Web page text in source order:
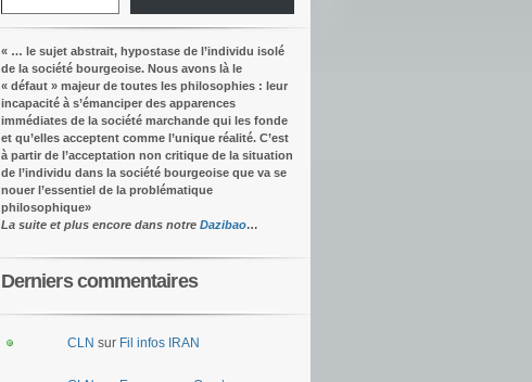
« … le sujet abstrait, hypostase de l’individu isolé
de la société bourgeoise. Nous avons là le
« défaut » majeur de toutes les philosophies : leur
incapacité à s’émanciper des apparences
immédiates de la société marchande qui les fonde
et qu’elles acceptent comme l’unique réalité. C’est
à partir de l’acceptation non critique de la situation
de l’individu dans la société bourgeoise que va se
nouer l’essentiel de la problématique
philosophique»
La suite et plus encore dans notre Dazibao…
Derniers commentaires
CLN sur Fil infos IRAN